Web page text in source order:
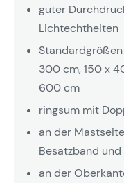
guter
Lichtechtheiten
300 cm, 150 x
600 cm
ringsum mit
an der
Besatzband
an der